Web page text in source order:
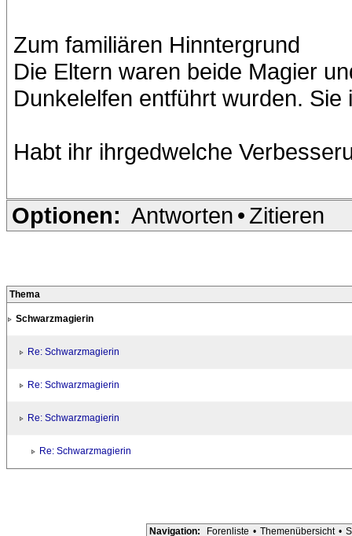
Zum familiären Hinntergrund
Die Eltern waren beide Magier
Dunkelelfen entführt wurden.
Habt ihr ihrgedwelche
Optionen: Antworten • Zitieren
Thema
Schwarzmagierin
Re: Schwarzmagierin
Re: Schwarzmagierin
Re: Schwarzmagierin
Re: Schwarzmagierin
Navigation: Forenliste • Themenübersicht •